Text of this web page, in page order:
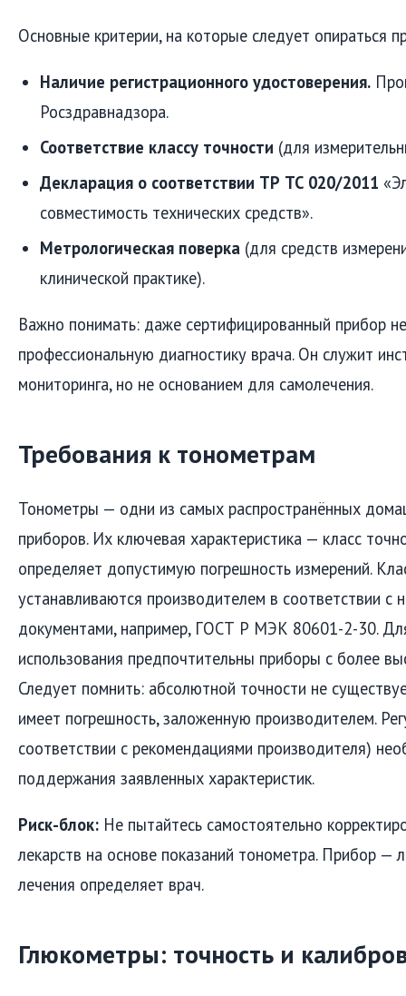
Основные критерии, на которые следует опираться
Наличие регистрационного удостоверения.
Росздравнадзора.
Соответствие классу точности (для
Декларация о соответствии ТР ТС 020/2011
совместимость технических средств».
Метрологическая поверка (для средств
клинической практике).
Важно понимать: даже сертифицированный прибор
профессиональную диагностику врача. Он служит
мониторинга, но не основанием для самолечения.
Требования к тонометрам
Тонометры — одни из самых распространённых
приборов. Их ключевая характеристика — класс
определяет допустимую погрешность измерений.
устанавливаются производителем в соответствии с
документами, например, ГОСТ Р МЭК 80601-2-30.
использования предпочтительны приборы с более
Следует помнить: абсолютной точности не
имеет погрешность, заложенную производителем.
соответствии с рекомендациями производителя)
поддержания заявленных характеристик.
Риск-блок: Не пытайтесь самостоятельно
лекарств на основе показаний тонометра. Прибор —
лечения определяет врач.
Глюкометры: точность и